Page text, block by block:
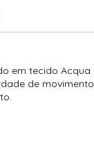
em tecido
de